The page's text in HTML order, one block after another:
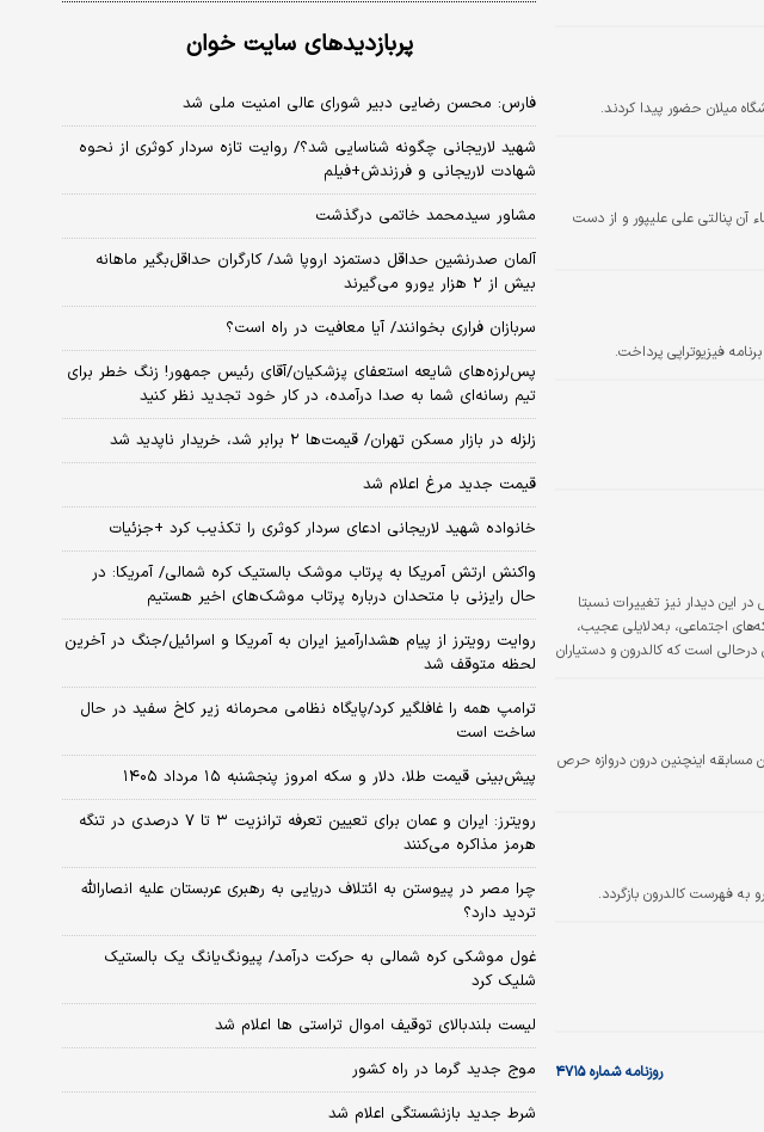
میلان حضور پیدا کردند.
آن پنالتی علی علیپور و از دست
فیزیوتراپی پرداخت.
دیدار نیز تغییرات نسبتا
اجتماعی، به‌دلایلی عجیب،
درحالی است که کالدرون و دستیاران
مسابقه اینچنین درون دروازه حرص
به فهرست کالدرون بازگردد.
روزنامه شماره ۴۷۱۵
پربازدیدهای سایت خوان
فارس: محسن رضایی دبیر شورای عالی امنیت ملی شد
شهید لاریجانی چگونه شناسایی شد؟/ روایت تازه سردار کوثری از نحوه
شهادت لاریجانی و فرزندش+فیلم
مشاور سیدمحمد خاتمی درگذشت
آلمان صدرنشین حداقل دستمزد اروپا شد/ کارگران حداقل‌بگیر ماهانه
بیش از ۲ هزار یورو می‌گیرند
سربازان فراری بخوانند/ آیا معافیت در راه است؟
پس‌لرزه‌های شایعه استعفای پزشکیان/آقای رئیس جمهور! زنگ خطر برای
تیم رسانه‌ای شما به صدا درآمده، در کار خود تجدید نظر کنید
زلزله در بازار مسکن تهران/ قیمت‌ها ۲ برابر شد، خریدار ناپدید شد
قیمت جدید مرغ اعلام شد
خانواده شهید لاریجانی ادعای سردار کوثری را تکذیب کرد +جزئیات
واکنش ارتش آمریکا به پرتاب موشک بالستیک کره شمالی/ آمریکا: در
حال رایزنی با متحدان درباره پرتاب موشک‌های اخیر هستیم
روایت رویترز از پیام هشدارآمیز ایران به آمریکا و اسرائیل/جنگ در آخرین
لحظه متوقف شد
ترامپ همه را غافلگیر کرد/پایگاه نظامی محرمانه زیر کاخ سفید در حال
ساخت است
پیش‌بینی قیمت طلا، دلار و سکه امروز پنجشنبه ۱۵ مرداد ۱۴۰۵
رویترز: ایران و عمان برای تعیین تعرفه ترانزیت ۳ تا ۷ درصدی در تنگه
هرمز مذاکره می‌کنند
چرا مصر در پیوستن به ائتلاف دریایی به رهبری عربستان علیه انصارالله
تردید دارد؟
غول موشکی کره شمالی به حرکت درآمد/ پیونگ‌یانگ یک بالستیک
شلیک کرد
لیست بلندبالای توقیف اموال تراستی ها اعلام شد
موج جدید گرما در راه کشور
شرط جدید بازنشستگی اعلام شد